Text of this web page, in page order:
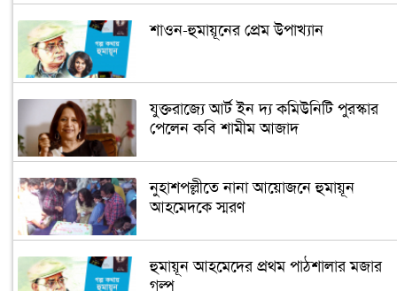
শাওন-হুমায়ূনের প্রেম উপাখ্যান
যুক্তরাজ্যে আর্ট ইন দ্য কমিউনিটি পুরস্কার
পেলেন কবি শামীম আজাদ
নুহাশপল্লীতে নানা আয়োজনে হুমায়ূন
আহমেদকে স্মরণ
হুমায়ূন আহমেদের প্রথম পাঠশালার মজার
গল্প